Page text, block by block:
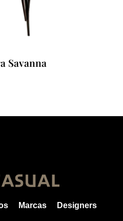
Savanna
Marcas Designers